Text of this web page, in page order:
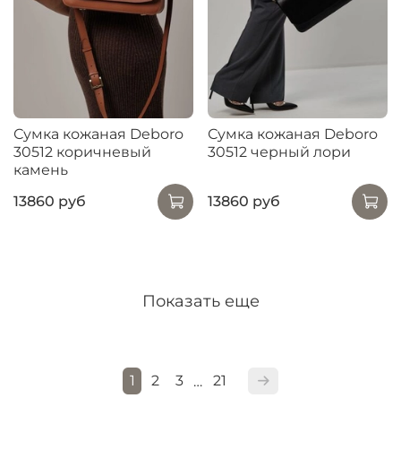
Сумка кожаная Deboro
30512 коричневый
камень
13860 руб
Сумка кожаная Deboro
30512 черный лори
13860 руб
Показать еще
1 2 3 … 21